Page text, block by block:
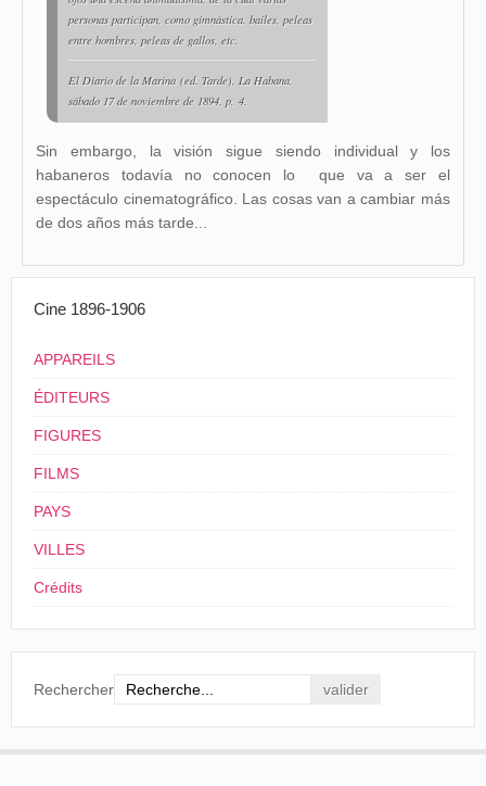
personas participan, como gimnástica, bailes, peleas
entre hombres, peleas de gallos, etc.
El Diario de la Marina (ed. Tarde), La Habana,
sábado 17 de noviembre de 1894, p, 4.
Sin embargo, la visión sigue siendo individual y los
habaneros todavía no conocen lo que va a ser el
espectáculo cinematográfico. Las cosas van a cambiar más
de dos años más tarde...
Cine 1896-1906
APPAREILS
ÉDITEURS
FIGURES
FILMS
PAYS
VILLES
Crédits
Rechercher